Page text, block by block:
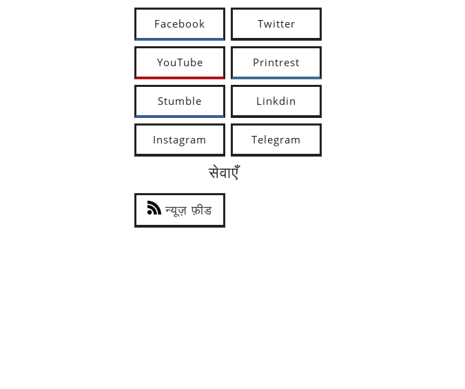
Facebook Twitter
YouTube Printrest
Stumble Linkdin
Instagram Telegram
सेवाएँ
न्यूज़ फ़ीड